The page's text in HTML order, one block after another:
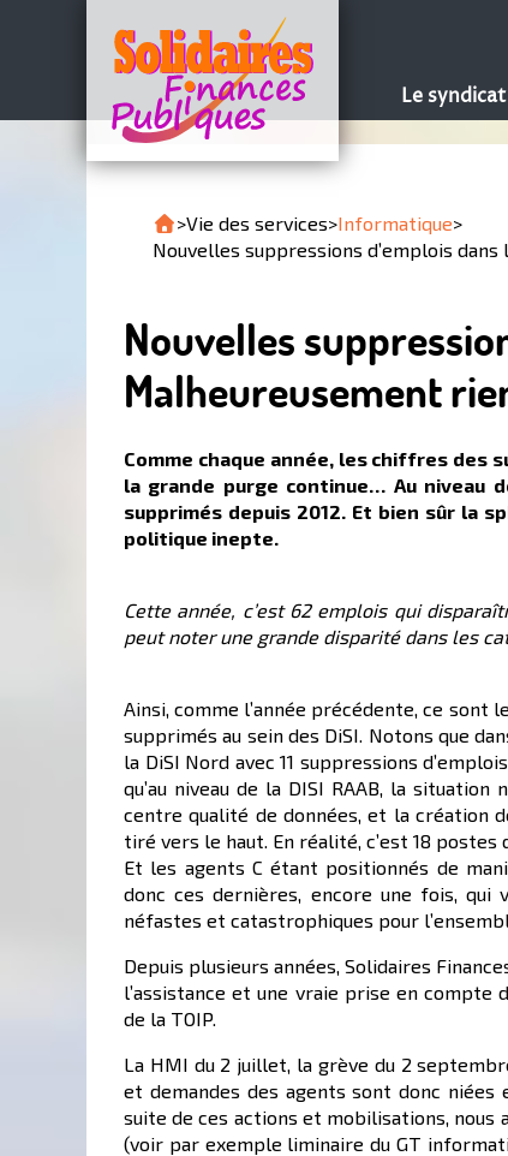
Le syndicat
>Vie des services>Informatique>
Nouvelles suppressions d’emplois
Nouvelles
Malheureusement
Comme chaque année, les chiffres des
la grande purge continue… Au niveau
supprimés depuis 2012. Et bien sûr la
politique inepte.
Cette année, c’est 62 emplois qui
peut noter une grande disparité dans les
Ainsi, comme l’année précédente, ce sont
supprimés au sein des DiSI. Notons que
la DiSI Nord avec 11 suppressions
qu’au niveau de la DISI RAAB, la
centre qualité de données, et la création
tiré vers le haut. En réalité, c’est 18
Et les agents C étant positionnés de
donc ces dernières, encore une fois, qui
néfastes et catastrophiques pour
Depuis plusieurs années, Solidaires
l’assistance et une vraie prise en compte
de la TOIP.
La HMI du 2 juillet, la grève du 2
et demandes des agents sont donc
suite de ces actions et mobilisations, nous
(voir par exemple liminaire du GT